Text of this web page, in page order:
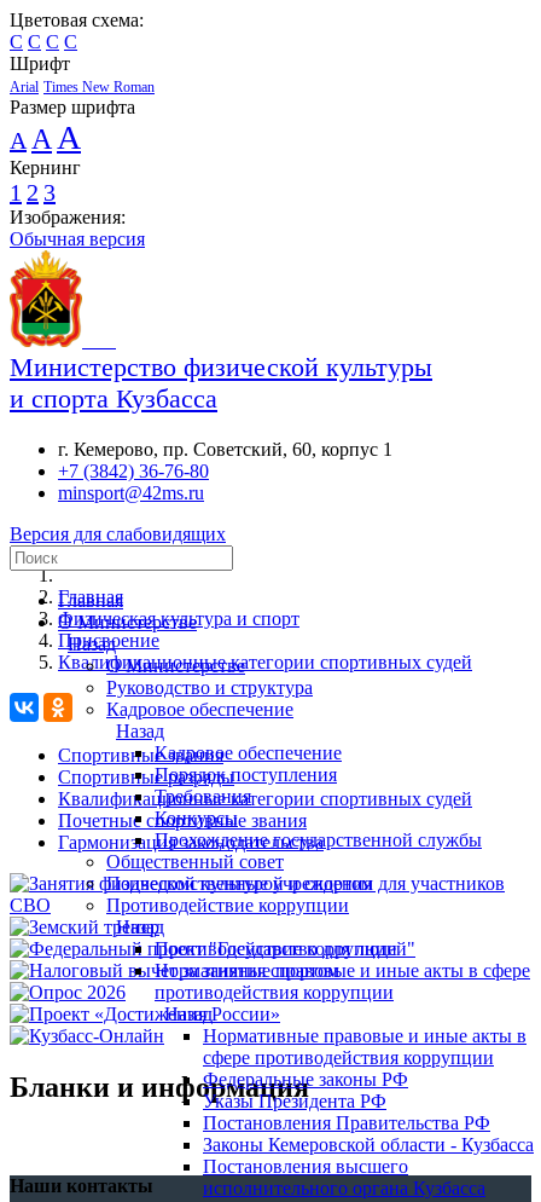
Цветовая схема:
C C C C
Шрифт
Arial Times New Roman
Размер шрифта
A A A
Кернинг
1 2 3
Изображения:
Обычная версия
Министерство физической культуры
и спорта Кузбасса
г. Кемерово, пр. Советский, 60, корпус 1
+7 (3842) 36-76-80
minsport@42ms.ru
Версия для слабовидящих
Главная
О Министерстве
Назад
О Министерстве
Руководство и структура
Кадровое обеспечение
Назад
Кадровое обеспечение
Порядок поступления
Требования
Конкурсы
Прохождение государственной службы
Общественный совет
Подведомственные учреждения
Противодействие коррупции
Назад
Противодействие коррупции
Нормативные правовые и иные акты в сфере
противодействия коррупции
Назад
Нормативные правовые и иные акты в
сфере противодействия коррупции
Федеральные законы РФ
Указы Президента РФ
Постановления Правительства РФ
Законы Кемеровской области - Кузбасса
Постановления высшего
исполнительного органа Кузбасса
Главная
Физическая культура и спорт
Присвоение
Квалификационные категории спортивных судей
Спортивные звания
Спортивные разряды
Квалификационные категории спортивных судей
Почетные спортивные звания
Гармонизация законодательства
Бланки и информация
Наши контакты